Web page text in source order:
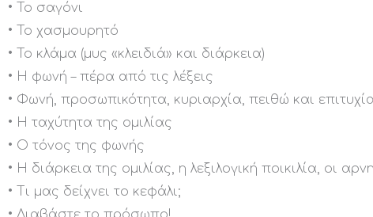
• Το σαγόνι
• Το χασμουρητό
• Το κλάμα (μυς «κλειδιά» και διάρκεια)
• Η φωνή – πέρα από τις λέξεις
• Φωνή, προσωπικότητα, κυριαρχία, πειθώ και
• Η ταχύτητα της ομιλίας
• Ο τόνος της φωνής
• Η διάρκεια της ομιλίας, η λεξιλογική ποικιλία, οι
• Τι μας δείχνει το κεφάλι;